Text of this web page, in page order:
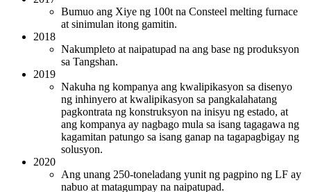
Bumuo ang Xiye ng 100t na Consteel melting furnace
at sinimulan itong gamitin.
2018
Nakumpleto at naipatupad na ang base ng produksyon
sa Tangshan.
2019
Nakuha ng kompanya ang kwalipikasyon sa disenyo
ng inhinyero at kwalipikasyon sa pangkalahatang
pagkontrata ng konstruksyon na inisyu ng estado, at
ang kompanya ay nagbago mula sa isang tagagawa ng
kagamitan patungo sa isang ganap na tagapagbigay ng
solusyon.
2020
Ang unang 250-toneladang yunit ng pagpino ng LF ay
nabuo at matagumpay na naipatupad.